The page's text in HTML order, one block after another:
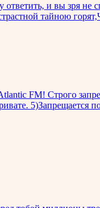
и вы зря
тайною
FM! Строго
5)Запрещается